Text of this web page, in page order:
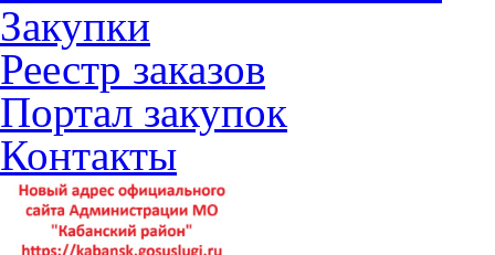
Закупки
Реестр заказов
Портал закупок
Контакты